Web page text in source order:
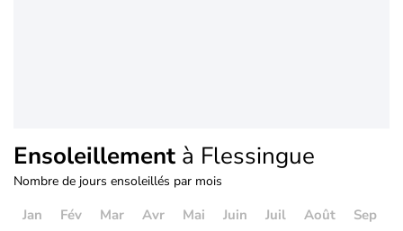
Ensoleillement à Flessingue
Nombre de jours ensoleillés par mois
Jan Fév Mar Avr Mai Juin Juil Août Sep